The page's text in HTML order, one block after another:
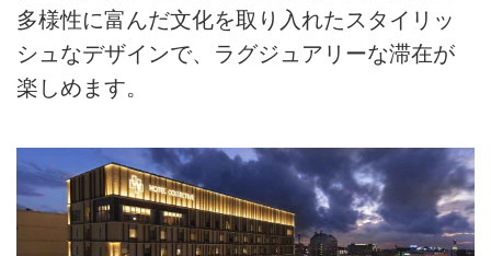
多様性に富んだ文化を取り入れたスタイリッ
シュなデザインで、ラグジュアリーな滞在が
楽しめます。